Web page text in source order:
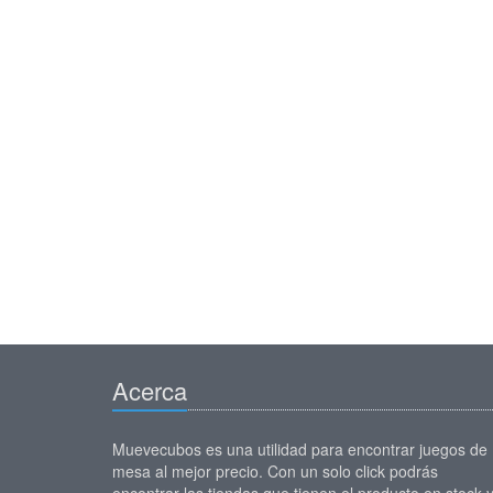
Acerca
Muevecubos es una utilidad para encontrar juegos de
mesa al mejor precio. Con un solo click podrás